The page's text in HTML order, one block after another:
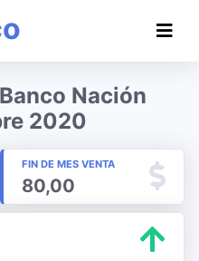
Nación
2020
FIN DE MES VENTA
80,00